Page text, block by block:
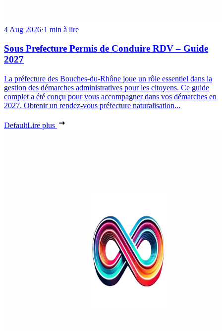
4 Aug 2026·1 min à lire
Sous Prefecture Permis de Conduire RDV – Guide
2027
La préfecture des Bouches-du-Rhône joue un rôle essentiel dans la
gestion des démarches administratives pour les citoyens. Ce guide
complet a été conçu pour vous accompagner dans vos démarches en
2027. Obtenir un rendez-vous préfecture naturalisation...
DefaultLire plus